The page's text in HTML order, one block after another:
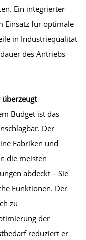
Ein integrierter
Einsatz für optimale
in Industriequalität
des Antriebs
überzeugt
Budget ist das
Der
Fabriken und
die meisten
abdeckt – Sie
Funktionen. Der
zu
der
reduziert er